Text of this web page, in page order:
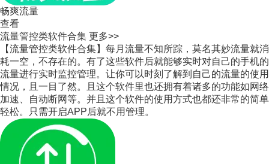
畅爽流量
查看
流量管控类软件合集 更多>>
【流量管控类软件合集】每月流量不知所踪，莫名其妙流量就消
耗一空，不存在的。有了这些软件后就能够实时对自己的手机的
流量进行实时监控管理。让你可以时刻了解到自己的流量的使用
情况，且一目了然。且这个软件里也还拥有着诸多的功能如网络
加速、自动断网等。并且这个软件的使用方式也都还非常的简单
轻松。只需开启APP后就不用管理。